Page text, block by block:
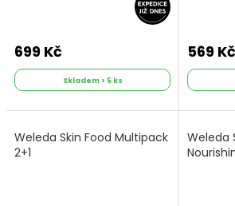
699 Kč
Skladem > 5 ks
569 Kč
Weleda Skin Food Multipack
2+1
Weleda